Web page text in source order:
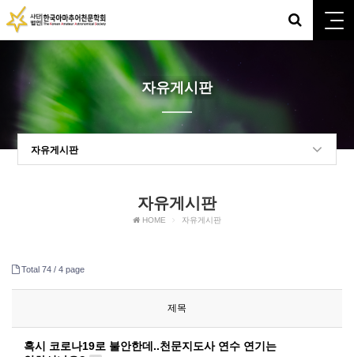
자유게시판
자유게시판
자유게시판
HOME 자유게시판
Total 74 / 4 page
제목
혹시 코로나19로 불안한데..천문지도사 연수 연기는